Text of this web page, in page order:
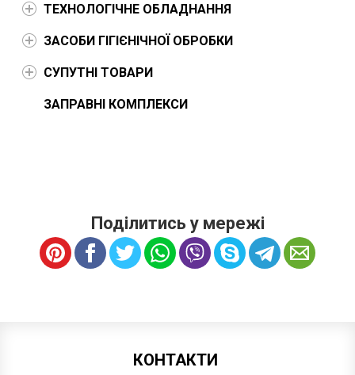
ТЕХНОЛОГІЧНЕ ОБЛАДНАННЯ
ЗАСОБИ ГІГІЄНІЧНОЇ ОБРОБКИ
СУПУТНІ ТОВАРИ
ЗАПРАВНІ КОМПЛЕКСИ
Поділитись у мережі
КОНТАКТИ